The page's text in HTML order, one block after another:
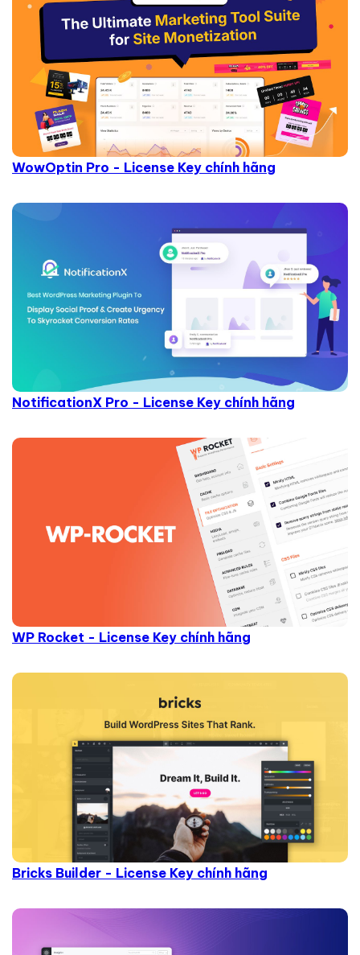
WowOptin Pro - License Key chính hãng
NotificationX Pro - License Key chính hãng
WP Rocket - License Key chính hãng
Bricks Builder - License Key chính hãng